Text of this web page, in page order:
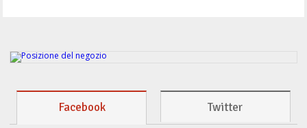
Facebook Twitter